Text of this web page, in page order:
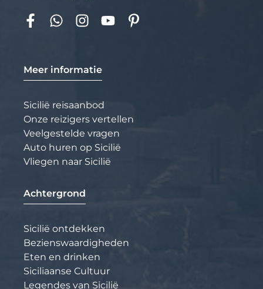
Meer informatie
Sicilië reisaanbod
Onze reizigers vertellen
Veelgestelde vragen
Auto huren op Sicilië
Vliegen naar Sicilië
Achtergrond
Sicilië ontdekken
Bezienswaardigheden
Eten en drinken
Siciliaanse Cultuur
Legendes van Sicilië